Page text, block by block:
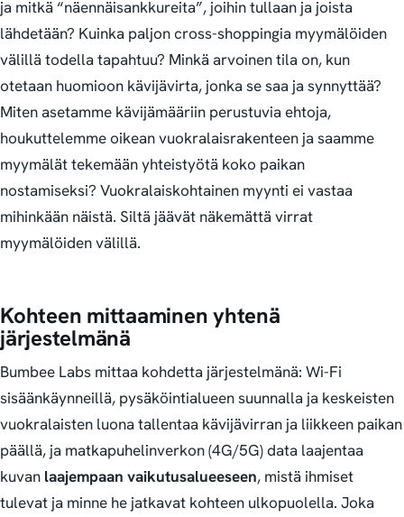
ja mitkä “näennäisankkureita”, joihin tullaan ja joista
lähdetään? Kuinka paljon cross-shoppingia myymälöiden
välillä todella tapahtuu? Minkä arvoinen tila on, kun
otetaan huomioon kävijävirta, jonka se saa ja synnyttää?
Miten asetamme kävijämääriin perustuvia ehtoja,
houkuttelemme oikean vuokralaisrakenteen ja saamme
myymälät tekemään yhteistyötä koko paikan
nostamiseksi? Vuokralaiskohtainen myynti ei vastaa
mihinkään näistä. Siltä jäävät näkemättä virrat
myymälöiden välillä.
Kohteen mittaaminen yhtenä
järjestelmänä
Bumbee Labs mittaa kohdetta järjestelmänä: Wi-Fi
sisäänkäynneillä, pysäköintialueen suunnalla ja keskeisten
vuokralaisten luona tallentaa kävijävirran ja liikkeen paikan
päällä, ja matkapuhelinverkon (4G/5G) data laajentaa
kuvan laajempaan vaikutusalueeseen, mistä ihmiset
tulevat ja minne he jatkavat kohteen ulkopuolella. Joka